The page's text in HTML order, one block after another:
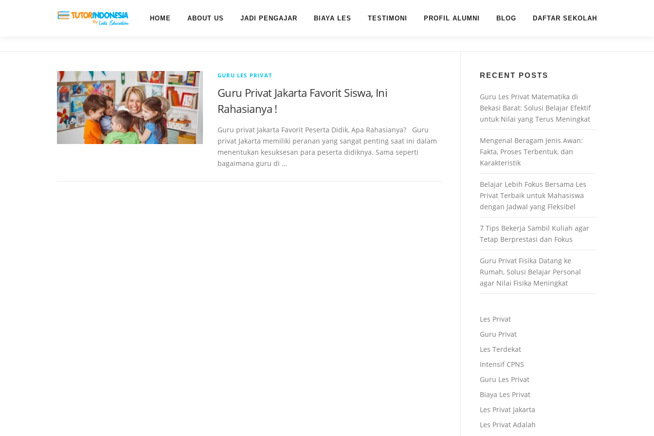
HOME ABOUT US JADI PENGAJAR BIAYA LES TESTIMONI PROFIL ALUMNI BLOG DAFTAR SEKOLAH
GURU LES PRIVAT
Guru Privat Jakarta Favorit Siswa, Ini
Rahasianya !
Guru privat Jakarta Favorit Peserta Didik, Apa Rahasianya? Guru
privat Jakarta memiliki peranan yang sangat penting saat ini dalam
menentukan kesuksesan para peserta didiknya. Sama seperti
bagaimana guru di …
RECENT POSTS
Guru Les Privat Matematika di
Bekasi Barat: Solusi Belajar Efektif
untuk Nilai yang Terus Meningkat
Mengenal Beragam Jenis Awan:
Fakta, Proses Terbentuk, dan
Karakteristik
Belajar Lebih Fokus Bersama Les
Privat Terbaik untuk Mahasiswa
dengan Jadwal yang Fleksibel
7 Tips Bekerja Sambil Kuliah agar
Tetap Berprestasi dan Fokus
Guru Privat Fisika Datang ke
Rumah, Solusi Belajar Personal
agar Nilai Fisika Meningkat
Les Privat
Guru Privat
Les Terdekat
Intensif CPNS
Guru Les Privat
Biaya Les Privat
Les Privat Jakarta
Les Privat Adalah